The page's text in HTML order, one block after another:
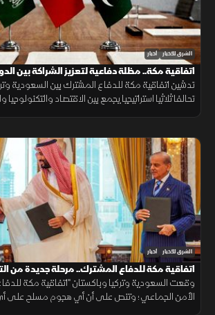
الشرق للأخبار أخبار
اتفاقية مكة.. مظلة دفاعية لتعزيز الشراكة بين
تدشين اتفاقية مكة للدفاع المشترك بين السعودية
تحالفا ثلاثيا استراتيجيا يجمع بين الاقتصاد والتكنولوجيا
الشرق للأخبار أخبار
اتفاقية مكة للدفاع المشترك.. مرحلة جديدة من
وقعت السعودية وتركيا وباكستان "اتفاقية مكة
الأمن الجماعي؛ وتنص على أن أي هجوم مسلح على